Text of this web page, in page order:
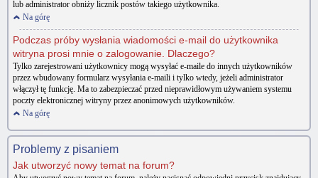
lub administrator obniży licznik postów takiego użytkownika.
Na górę
Podczas próby wysłania wiadomości e-mail do użytkownika
witryna prosi mnie o zalogowanie. Dlaczego?
Tylko zarejestrowani użytkownicy mogą wysyłać e-maile do innych użytkowników
przez wbudowany formularz wysyłania e-maili i tylko wtedy, jeżeli administrator
włączył tę funkcję. Ma to zabezpieczać przed nieprawidłowym używaniem systemu
poczty elektronicznej witryny przez anonimowych użytkowników.
Na górę
Problemy z pisaniem
Jak utworzyć nowy temat na forum?